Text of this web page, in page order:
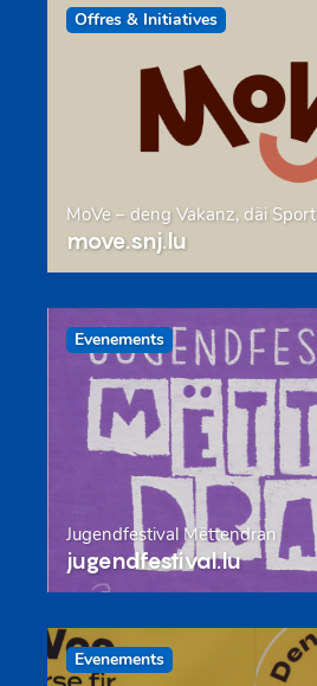
Offres & Initiatives
MoVe – deng Vakanz, däi Sport
move.snj.lu
Evenements
Jugendfestival Mëttendran
jugendfestival.lu
Evenements